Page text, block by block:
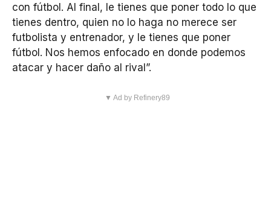
con fútbol. Al final, le tienes que poner todo lo que
tienes dentro, quien no lo haga no merece ser
futbolista y entrenador, y le tienes que poner
fútbol. Nos hemos enfocado en donde podemos
atacar y hacer daño al rival”.
▼ Ad by Refinery89